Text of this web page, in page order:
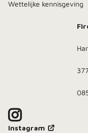
Wettelijke kennisgeving
Instagram